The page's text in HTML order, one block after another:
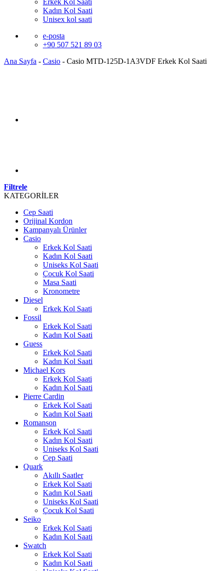
Kadın Kol Saati
Unisex kol saati
e-posta
+90 507 521 89 03
Ana Sayfa - Casio - Casio MTD-125D-1A3VDF Erkek Kol Saati
Filtrele
KATEGORİLER
Cep Saati
Orijinal Kordon
Kampanyalı Ürünler
Casio
Erkek Kol Saati
Kadın Kol Saati
Uniseks Kol Saati
Çocuk Kol Saati
Masa Saati
Kronometre
Diesel
Erkek Kol Saati
Fossil
Erkek Kol Saati
Kadın Kol Saati
Guess
Erkek Kol Saati
Kadın Kol Saati
Michael Kors
Erkek Kol Saati
Kadın Kol Saati
Pierre Cardin
Erkek Kol Saati
Kadın Kol Saati
Romanson
Erkek Kol Saati
Kadın Kol Saati
Uniseks Kol Saati
Cep Saati
Quark
Akıllı Saatler
Erkek Kol Saati
Kadın Kol Saati
Uniseks Kol Saati
Çocuk Kol Saati
Seiko
Erkek Kol Saati
Kadın Kol Saati
Swatch
Erkek Kol Saati
Kadın Kol Saati